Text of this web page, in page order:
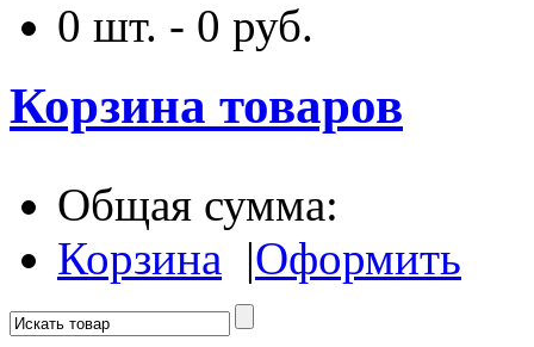
0 шт. - 0 руб.
Корзина товаров
Общая сумма:
Корзина |Оформить